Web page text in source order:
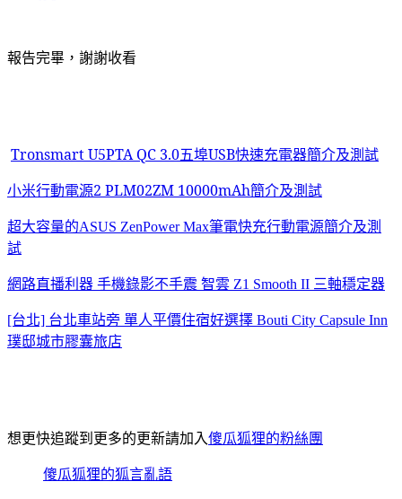
報告完畢，謝謝收看
Tronsmart U5PTA QC 3.0五埠USB快速充電器簡介及測試
小米行動電源2 PLM02ZM 10000mAh簡介及測試
超大容量的ASUS ZenPower Max筆電快充行動電源簡介及測
試
網路直播利器 手機錄影不手震 智雲 Z1 Smooth II 三軸穩定器
[台北] 台北車站旁 單人平價住宿好選擇 Bouti City Capsule Inn
璞邸城市膠囊旅店
想更快追蹤到更多的更新請加入傻瓜狐狸的粉絲團
傻瓜狐狸的狐言亂語